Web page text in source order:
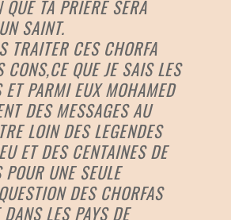
QUE TA PRIERE SERA
SAINT.
TRAITER CES CHORFA
CONS,CE QUE JE SAIS LES
ET PARMI EUX MOHAMED
DES MESSAGES AU
LOIN DES LEGENDES
ET DES CENTAINES DE
POUR UNE SEULE
DES CHORFAS
LES PAYS DE